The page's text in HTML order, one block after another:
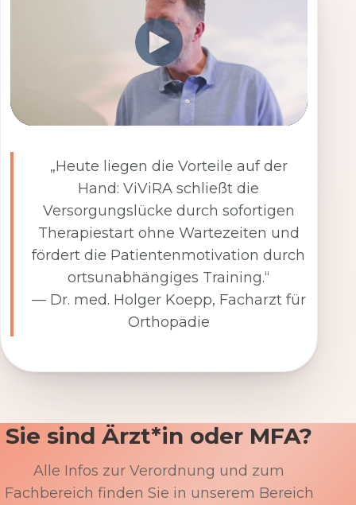
„Heute liegen die Vorteile auf der
Hand: ViViRA schließt die
Versorgungslücke durch sofortigen
Therapiestart ohne Wartezeiten und
fördert die Patientenmotivation durch
ortsunabhängiges Training.“
— Dr. med. Holger Koepp, Facharzt für
Orthopädie
Sie sind Ärzt*in oder MFA?
Alle Infos zur Verordnung und zum
Fachbereich finden Sie in unserem Bereich